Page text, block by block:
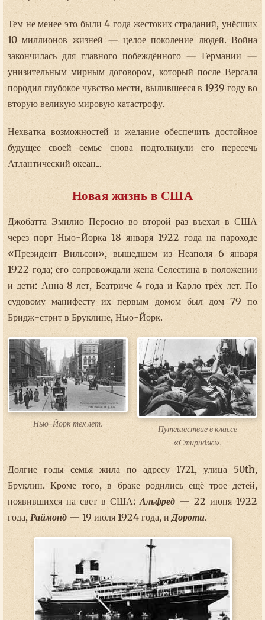
Тем не менее это были 4 года жестоких страданий, унёсших
10 миллионов жизней — целое поколение людей. Война
закончилась для главного побеждённого — Германии —
унизительным мирным договором, который после Версаля
породил глубокое чувство мести, вылившееся в 1939 году во
вторую великую мировую катастрофу.
Нехватка возможностей и желание обеспечить достойное
будущее своей семье снова подтолкнули его пересечь
Атлантический океан...
Новая жизнь в США
Джобатта Эмилио Перосио во второй раз въехал в США
через порт Нью-Йорка 18 января 1922 года на пароходе
«Президент Вильсон», вышедшем из Неаполя 6 января
1922 года; его сопровождали жена Селестина в положении
и дети: Анна 8 лет, Беатриче 4 года и Карло трёх лет. По
судовому манифесту их первым домом был дом 79 по
Бридж-стрит в Бруклине, Нью-Йорк.
Нью-Йорк тех лет.
Путешествие в классе
«Стиридж».
Долгие годы семья жила по адресу 1721, улица 50th,
Бруклин. Кроме того, в браке родились ещё трое детей,
появившихся на свет в США:Альфред — 22 июня 1922
года, Раймонд— 19 июля 1924 года, иДороти.